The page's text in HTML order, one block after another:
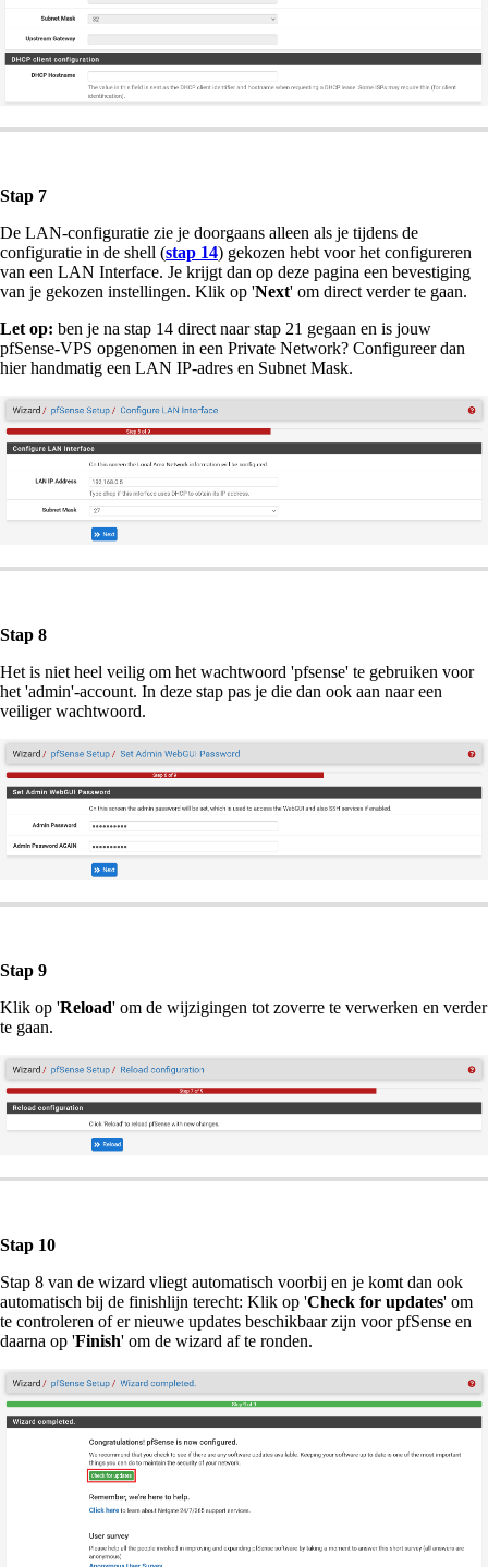
Stap 7
De LAN-configuratie zie je doorgaans alleen als je tijdens de
configuratie in de shell (stap 14) gekozen hebt voor het configureren
van een LAN Interface. Je krijgt dan op deze pagina een bevestiging
van je gekozen instellingen. Klik op 'Next' om direct verder te gaan.
Let op: ben je na stap 14 direct naar stap 21 gegaan en is jouw
pfSense-VPS opgenomen in een Private Network? Configureer dan
hier handmatig een LAN IP-adres en Subnet Mask.
Stap 8
Het is niet heel veilig om het wachtwoord 'pfsense' te gebruiken voor
het 'admin'-account. In deze stap pas je die dan ook aan naar een
veiliger wachtwoord.
Stap 9
Klik op 'Reload' om de wijzigingen tot zoverre te verwerken en verder
te gaan.
Stap 10
Stap 8 van de wizard vliegt automatisch voorbij en je komt dan ook
automatisch bij de finishlijn terecht: Klik op 'Check for updates' om
te controleren of er nieuwe updates beschikbaar zijn voor pfSense en
daarna op 'Finish' om de wizard af te ronden.